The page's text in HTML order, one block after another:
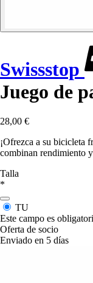
Swissstop
Juego de
28,00 €
¡Ofrezca a su bicicleta
combinan rendimiento
Talla
*
TU
Este campo es
Oferta de socio
Enviado en 5 días